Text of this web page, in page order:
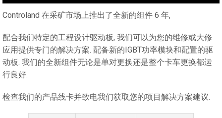
Controland 在采矿市场上推出了全新的组件 6 年,
配合我们特定的工程设计驱动板, 我们可以为您的维修或大修
应用提供专门的解决方案. 配备新的IGBT功率模块和配置的驱
动板. 我们的全新组件无论是单对更换还是整个卡车更换都运
行良好.
检查我们的产品线卡并致电我们获取您的项目解决方案建议.